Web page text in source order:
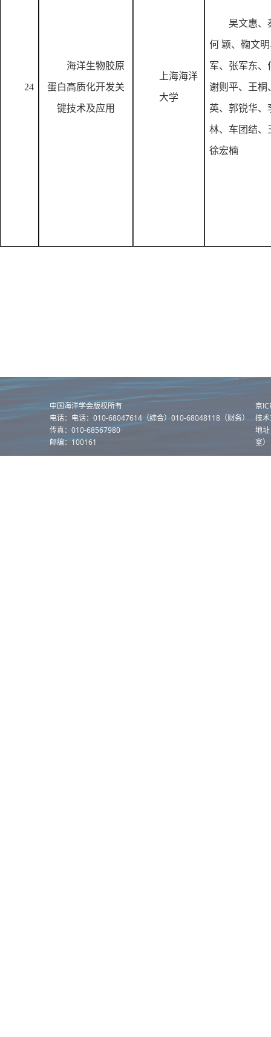
24
海洋生物胶原
蛋白高质化开发关
键技术及应用
上海海洋
大学
吴文惠、
何 颖、鞠文
军、张军东、
谢则平、王桐
英、郭锐华、
林、车团结、
徐宏楠
中国海洋学会版权所有
电话：电话：010-68047614（综合）010-68048118（财务）
传真：010-68567980
邮编：100161
京
技
地
室）